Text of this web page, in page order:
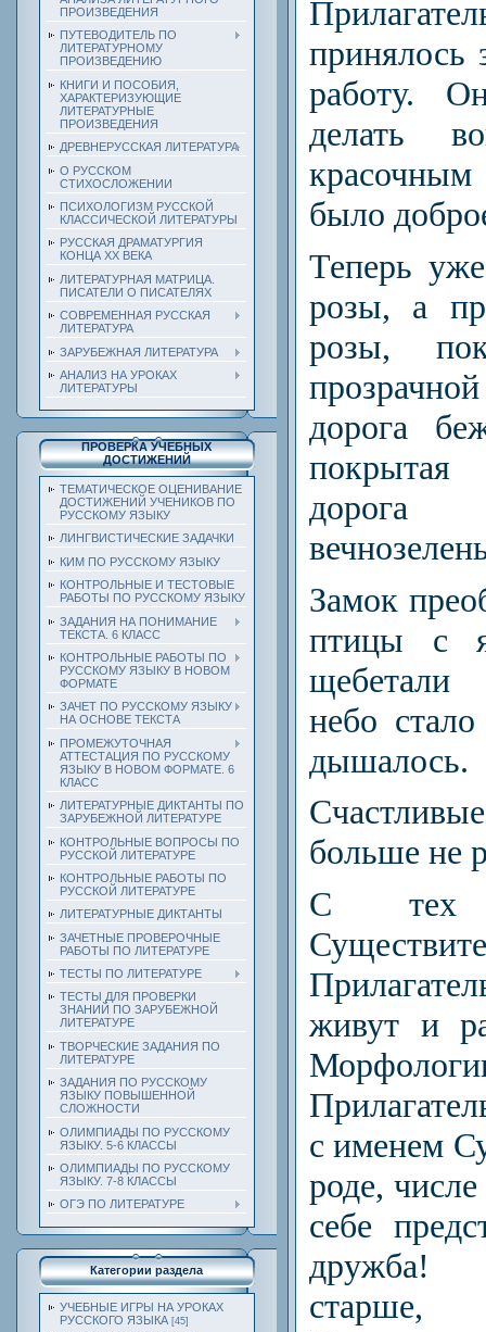
ПРОИЗВЕДЕНИЯ
ПУТЕВОДИТЕЛЬ ПО
ЛИТЕРАТУРНОМУ
ПРОИЗВЕДЕНИЮ
КНИГИ И ПОСОБИЯ,
ХАРАКТЕРИЗУЮЩИЕ
ЛИТЕРАТУРНЫЕ
ПРОИЗВЕДЕНИЯ
ДРЕВНЕРУССКАЯ ЛИТЕРАТУРА
О РУССКОМ
СТИХОСЛОЖЕНИИ
ПСИХОЛОГИЗМ РУССКОЙ
КЛАССИЧЕСКОЙ ЛИТЕРАТУРЫ
РУССКАЯ ДРАМАТУРГИЯ
КОНЦА ХХ ВЕКА
ЛИТЕРАТУРНАЯ МАТРИЦА.
ПИСАТЕЛИ О ПИСАТЕЛЯХ
СОВРЕМЕННАЯ РУССКАЯ
ЛИТЕРАТУРА
ЗАРУБЕЖНАЯ ЛИТЕРАТУРА
АНАЛИЗ НА УРОКАХ
ЛИТЕРАТУРЫ
ПРОВЕРКА УЧЕБНЫХ
ДОСТИЖЕНИЙ
ТЕМАТИЧЕСКОЕ ОЦЕНИВАНИЕ
ДОСТИЖЕНИЙ УЧЕНИКОВ ПО
РУССКОМУ ЯЗЫКУ
ЛИНГВИСТИЧЕСКИЕ ЗАДАЧКИ
КИМ ПО РУССКОМУ ЯЗЫКУ
КОНТРОЛЬНЫЕ И ТЕСТОВЫЕ
РАБОТЫ ПО РУССКОМУ ЯЗЫКУ
ЗАДАНИЯ НА ПОНИМАНИЕ
ТЕКСТА. 6 КЛАСС
КОНТРОЛЬНЫЕ РАБОТЫ ПО
РУССКОМУ ЯЗЫКУ В НОВОМ
ФОРМАТЕ
ЗАЧЕТ ПО РУССКОМУ ЯЗЫКУ
НА ОСНОВЕ ТЕКСТА
ПРОМЕЖУТОЧНАЯ
АТТЕСТАЦИЯ ПО РУССКОМУ
ЯЗЫКУ В НОВОМ ФОРМАТЕ. 6
КЛАСС
ЛИТЕРАТУРНЫЕ ДИКТАНТЫ ПО
ЗАРУБЕЖНОЙ ЛИТЕРАТУРЕ
КОНТРОЛЬНЫЕ ВОПРОСЫ ПО
РУССКОЙ ЛИТЕРАТУРЕ
КОНТРОЛЬНЫЕ РАБОТЫ ПО
РУССКОЙ ЛИТЕРАТУРЕ
ЛИТЕРАТУРНЫЕ ДИКТАНТЫ
ЗАЧЕТНЫЕ ПРОВЕРОЧНЫЕ
РАБОТЫ ПО ЛИТЕРАТУРЕ
ТЕСТЫ ПО ЛИТЕРАТУРЕ
ТЕСТЫ ДЛЯ ПРОВЕРКИ
ЗНАНИЙ ПО ЗАРУБЕЖНОЙ
ЛИТЕРАТУРЕ
ТВОРЧЕСКИЕ ЗАДАНИЯ ПО
ЛИТЕРАТУРЕ
ЗАДАНИЯ ПО РУССКОМУ
ЯЗЫКУ ПОВЫШЕННОЙ
СЛОЖНОСТИ
ОЛИМПИАДЫ ПО РУССКОМУ
ЯЗЫКУ. 5-6 КЛАССЫ
ОЛИМПИАДЫ ПО РУССКОМУ
ЯЗЫКУ. 7-8 КЛАССЫ
ОГЭ ПО ЛИТЕРАТУРЕ
Категории раздела
УЧЕБНЫЕ ИГРЫ НА УРОКАХ
РУССКОГО ЯЗЫКА [45]
работу.
делать
было
Теперь
розы, а
розы,
дорога
дорога
Замок
птицы с
щебетали
небо
дышалось.
больше не
С тех
живут и
с именем
роде,
себе
дружба!